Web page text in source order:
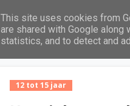
12 tot 15 jaar
This site uses cookies from
are shared with Google
statistics, and to detect and